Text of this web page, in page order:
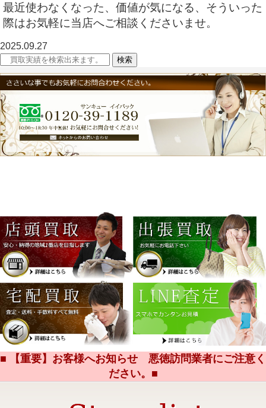
最近使わなくなった、価値が気になる、そういった
際はお気軽に当店へご相談くださいませ。
2025.09.27
■ 【重要】お客様へお知らせ 悪徳訪問業者にご注意く
ださい。■